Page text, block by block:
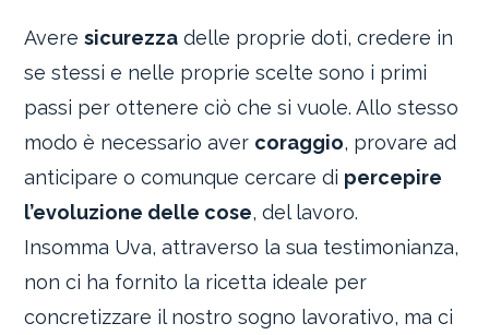
Averesicurezza delle proprie doti, credere in
se stessi e nelle proprie scelte sono i primi
passi per ottenere ciò che si vuole. Allo stesso
modo è necessario aver coraggio, provare ad
anticipare o comunque cercare di percepire
l’evoluzione delle cose, del lavoro.
Insomma Uva, attraverso la sua testimonianza,
non ci ha fornito la ricetta ideale per
concretizzare il nostro sogno lavorativo, ma ci